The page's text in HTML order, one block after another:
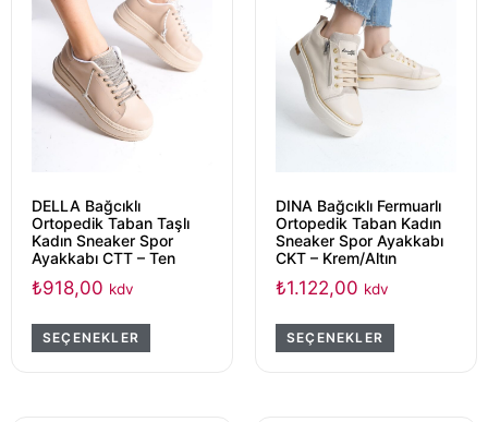
DELLA Bağcıklı
Ortopedik Taban Taşlı
Kadın Sneaker Spor
Ayakkabı CTT – Ten
₺918,00 kdv
SEÇENEKLER
DINA Bağcıklı Fermuarlı
Ortopedik Taban Kadın
Sneaker Spor Ayakkabı
CKT – Krem/Altın
₺1.122,00 kdv
SEÇENEKLER